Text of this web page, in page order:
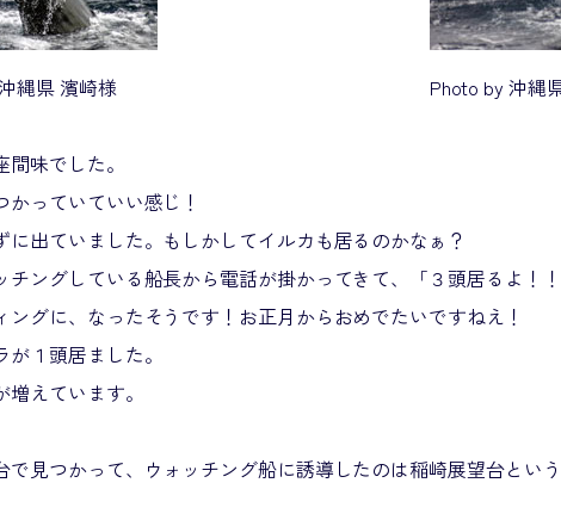
縄県 濱崎様
Photo by 沖縄
味でした。
っていていい感じ！
に出ていました。もしかしてイルカも居るのかなぁ？
チングしている船長から電話が掛かってきて、「３頭居るよ！
グに、なったそうです！お正月からおめでたいですねえ！
１頭居ました。
えています。
で見つかって、ウォッチング船に誘導したのは稲崎展望台とい